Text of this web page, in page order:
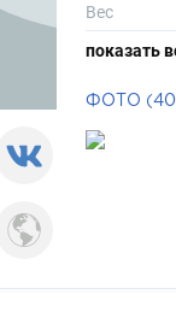
Вес
Размер
показать
ФОТО